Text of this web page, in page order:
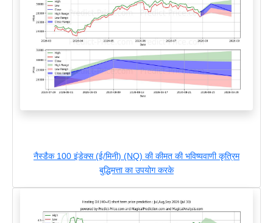
नैस्डैक 100 इंडेक्स (ई/मिनी) (NQ) की कीमत की भविष्यवाणी कृत्रिम
बुद्धिमत्ता का उपयोग करके